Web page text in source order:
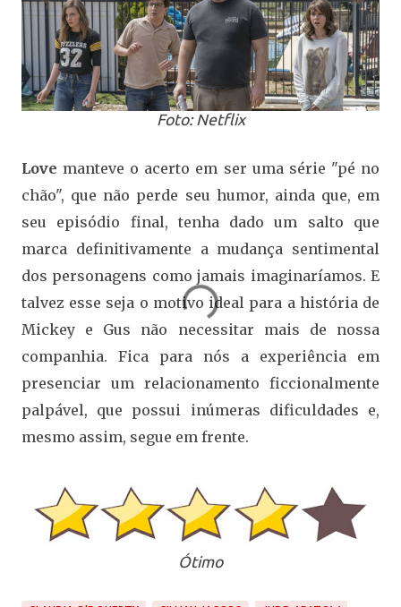
Foto: Netflix
Love manteve o acerto em ser uma série "pé no
chão", que não perde seu humor, ainda que, em
seu episódio final, tenha dado um salto que
marca definitivamente a mudança sentimental
dos personagens como jamais imaginaríamos. E
talvez esse seja o motivo ideal para a história de
Mickey e Gus não necessitar mais de nossa
companhia. Fica para nós a experiência em
presenciar um relacionamento ficcionalmente
palpável, que possui inúmeras dificuldades e,
mesmo assim, segue em frente.
Ótimo